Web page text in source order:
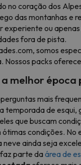
no coração dos
das montanhas e
experiente ou
fora de pista.
somos
Nossos packs
melhor época
mais
temporada de
que buscam
condições. No
neve ainda seja
parte daárea de